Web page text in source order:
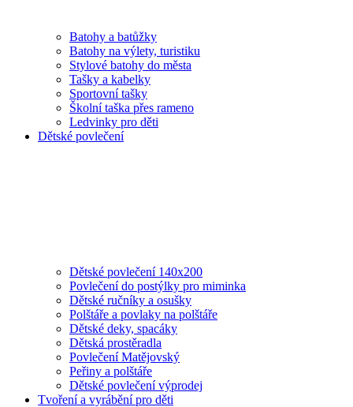
Batohy a batůžky
Batohy na výlety, turistiku
Stylové batohy do města
Tašky a kabelky
Sportovní tašky
Školní taška přes rameno
Ledvinky pro děti
Dětské povlečení
Dětské povlečení 140x200
Povlečení do postýlky pro miminka
Dětské ručníky a osušky
Polštáře a povlaky na polštáře
Dětské deky, spacáky
Dětská prostěradla
Povlečení Matějovský
Peřiny a polštáře
Dětské povlečení výprodej
Tvoření a vyrábění pro děti